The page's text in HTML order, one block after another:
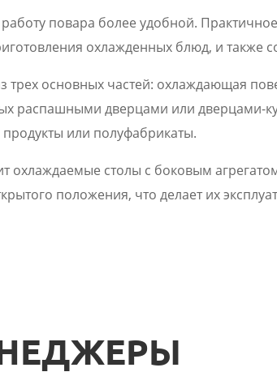
повара более удобной.
охлажденных блюд, и также
трех основных частей: охлаждающая
распашными дверцами или дверцами-
или полуфабрикаты.
охлаждаемые столы с боковым
положения, что делает их